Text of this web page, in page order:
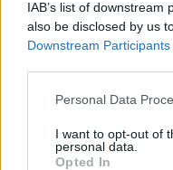
IAB’s list of
also be disclosed by us
Downstream Participants
Personal Data
I want to opt-out of
personal data.
Opted In
LITURGIA DELLA
ISCRIVITI ALLA